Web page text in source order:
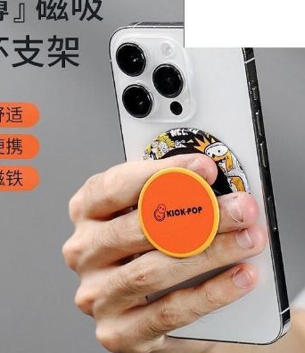
具
與礦石
彩妝
與周邊
與周邊